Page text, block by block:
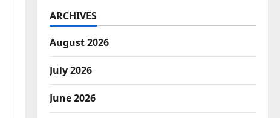
ARCHIVES
August 2026
July 2026
June 2026